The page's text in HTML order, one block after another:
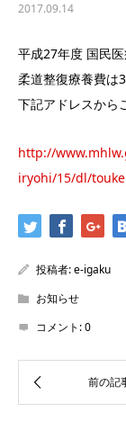
2017.09.14
平成27年度 国民医
柔道整復療養費は
下記アドレスから
http://
iryohi/15/dl/
投稿者:e-igaku
お知らせ
コメント:0